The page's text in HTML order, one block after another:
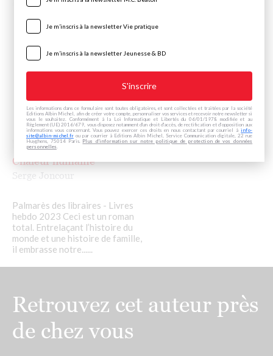
Je m’inscris à la newsletter Vie pratique
Je m’inscris à la newsletter Jeunesse & BD
Les informations dans ce formulaire sont toutes obligatoires, et sont collectées et traitées par la société
Editions Albin Michel, afin de créer votre compte, personnaliser vos services et recevoir notre newsletter si
vous le souhaitez. Conformément à la Loi Informatique et Libertés du 06/01/1978 modifiée et au
Règlement (UE) 2016/679, vous disposez notamment d'un droit d'accès, de rectification et d’opposition aux
informations vous concernant. Vous pouvez exercer ces droits en nous contactant par courriel àinfo-
site@albin-michel.frou par courrier à Editions Albin Michel, Service Communication digitale, 22 rue
Huyghens, 75014 Paris. Plus d’information sur notre politique de protection de vos données
personnelles.
Chaleur humaine
Serge Joncour
Palmarès des libraires - Livres
hebdo 2023 Ceci est un roman
total. Entrelaçant l’histoire du
monde et une histoire de famille,
il embrasse notre......
Retrouvez cet auteur près
de chez vous